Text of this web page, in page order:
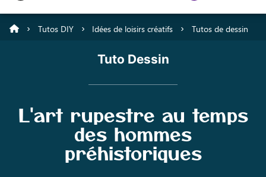
Jeux éducatifs
Culture G
Tutos DIY Idées de loisirs créatifs Tutos de dessin
Tuto Dessin
L'art rupestre au temps
des hommes
préhistoriques